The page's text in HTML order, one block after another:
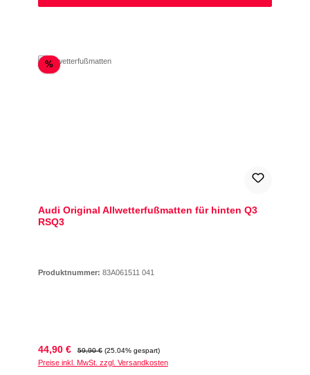
%Rabatt
Audi Original Allwetterfußmatten für hinten Q3
RSQ3
Produktnummer: 83A061511 041
Verkaufspreis:
44,90 € Regulärer Preis:
59,90 € (25.04% gespart)
Preise inkl. MwSt. zzgl. Versandkosten